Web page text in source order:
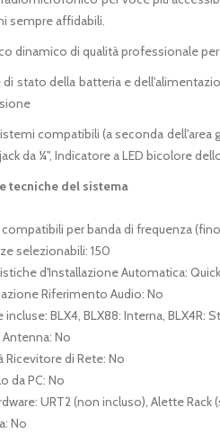
sempre affidabili.
dinamico di qualità professionale
stato della batteria e
compatibili (a seconda
da ¼", Indicatore a LED bicolore
tecniche del sistema
per banda di frequenza (fino
selezionabili: 150
d'Installazione Automatica:
Riferimento Audio: No
BLX4, BLX88: Interna, BLX4R:
No
Ricevitore di Rete: No
da PC: No
URT2 (non incluso), Alette Rack
No